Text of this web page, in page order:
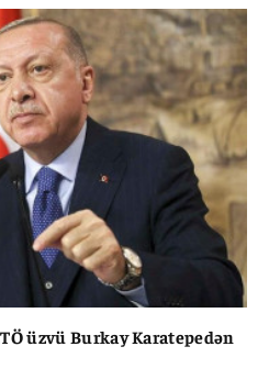
üzvü Burkay Karatepedən